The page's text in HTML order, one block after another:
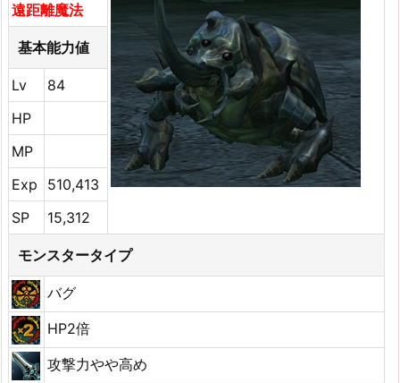
遠距離魔法
基本能力値
Lv
84
HP
MP
Exp
510,413
SP
15,312
モンスタータイプ
バグ
HP2倍
攻撃力やや高め